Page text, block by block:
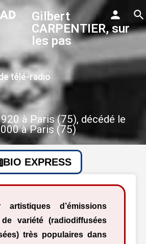
Gilbert
CARPENTIER, sur
les pas
télé-radio
à Paris (75), décédé le
à Paris (75)
BIO EXPRESS
artistiques d’émissions
variété (radiodiffusées
très populaires dans